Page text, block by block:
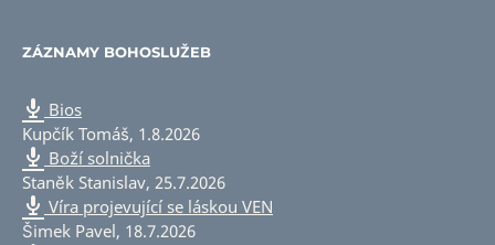
ZÁZNAMY BOHOSLUŽEB
Bios
Kupčík Tomáš, 1.8.2026
Boží solnička
Staněk Stanislav, 25.7.2026
Víra projevující se láskou VEN
Šimek Pavel, 18.7.2026